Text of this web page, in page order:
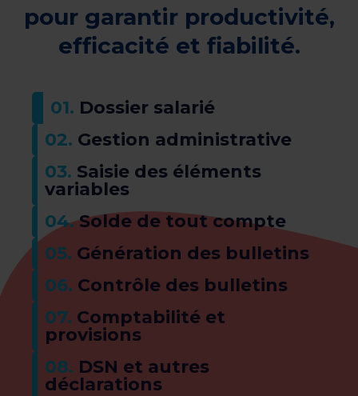
pour garantir productivité,
efficacité et fiabilité.
01. Dossier salarié​
02. Gestion administrative
​03. Saisie des éléments
variables
04.Solde de tout compte
05. Génération des bulletins​
06. Contrôle des bulletins​
07. Comptabilité et
provisions
​08. DSN et autres
déclarations